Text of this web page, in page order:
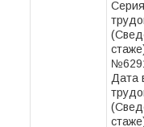
Дата